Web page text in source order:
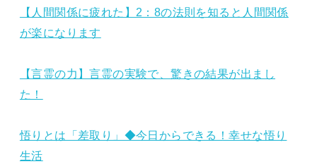
【人間関係に疲れた】2：8の法則を知ると人間関係
が楽になります
【言霊の力】言霊の実験で、驚きの結果が出まし
た！
悟りとは「差取り」◆今日からできる！幸せな悟り
生活